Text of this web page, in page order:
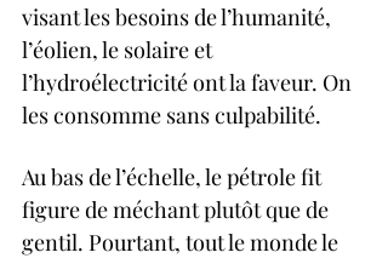
visant les besoins de l’humanité,
l’éolien, le solaire et
l’hydroélectricité ont la faveur. On
les consomme sans culpabilité.
Au bas de l’échelle, le pétrole fit
figure de méchant plutôt que de
gentil. Pourtant, tout le monde le